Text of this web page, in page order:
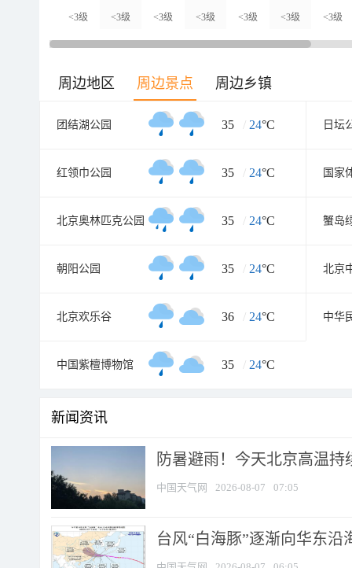
<3级 <3级 <3级 <3级 <3级 <3级 <3级
周边地区 周边景点 周边乡镇
团结湖公园 35 / 24°C 日坛
红领巾公园 35 / 24°C 国家
北京奥林匹克公园 35 / 24°C
朝阳公园 35 / 24°C
北京欢乐谷 36 / 24°C 中华
中国紫檀博物馆 35 / 24°C
新闻资讯
防暑避雨！今天北京高温
中国天气网 2026-08-07 07:05
台风“白海豚”逐渐向华东沿